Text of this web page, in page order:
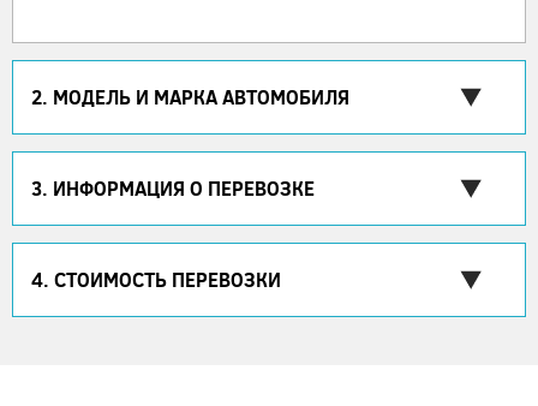
2. МОДЕЛЬ И МАРКА АВТОМОБИЛЯ
3. ИНФОРМАЦИЯ О ПЕРЕВОЗКЕ
4. СТОИМОСТЬ ПЕРЕВОЗКИ